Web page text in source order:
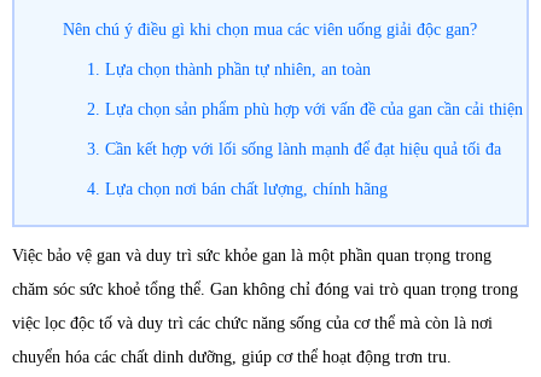
Nên chú ý điều gì khi chọn mua các viên uống giải độc gan?
1. Lựa chọn thành phần tự nhiên, an toàn
2. Lựa chọn sản phẩm phù hợp với vấn đề của gan cần cải thiện
3. Cần kết hợp với lối sống lành mạnh để đạt hiệu quả tối đa
4. Lựa chọn nơi bán chất lượng, chính hãng
Việc bảo vệ gan và duy trì sức khỏe gan là một phần quan trọng trong
chăm sóc sức khoẻ tổng thể. Gan không chỉ đóng vai trò quan trọng trong
việc lọc độc tố và duy trì các chức năng sống của cơ thể mà còn là nơi
chuyển hóa các chất dinh dưỡng, giúp cơ thể hoạt động trơn tru.